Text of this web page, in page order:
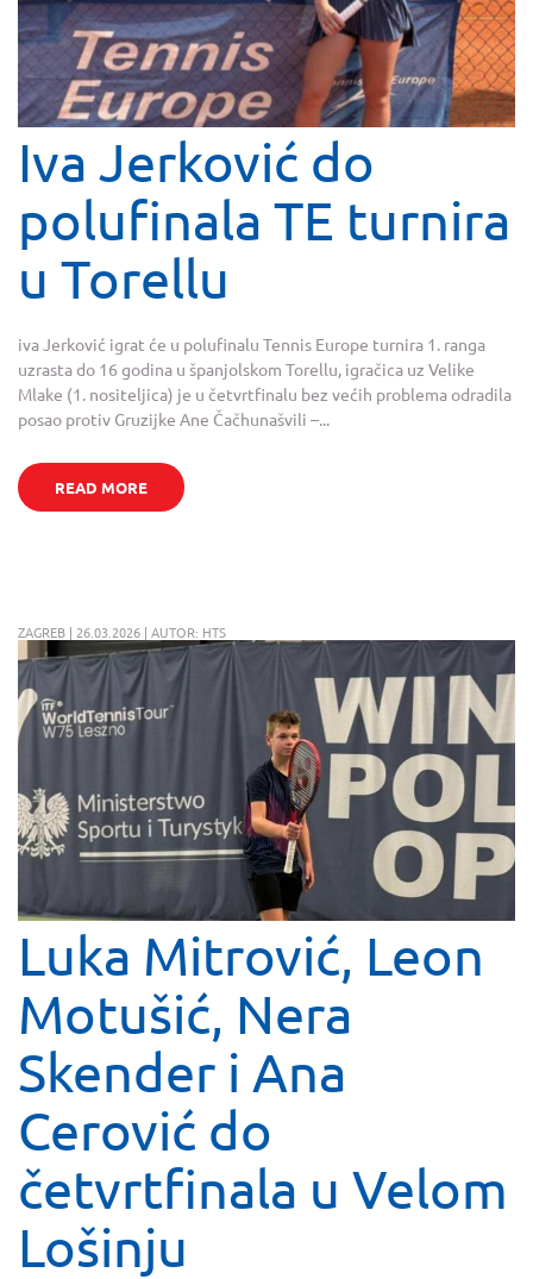
Iva Jerković do
polufinala TE turnira
u Torellu
iva Jerković igrat će u polufinalu Tennis Europe turnira 1. ranga
uzrasta do 16 godina u španjolskom Torellu, igračica uz Velike
Mlake (1. nositeljica) je u četvrtfinalu bez većih problema odradila
posao protiv Gruzijke Ane Čačhunašvili –...
READ MORE
ZAGREB | 26.03.2026 | AUTOR: HTS
Luka Mitrović, Leon
Motušić, Nera
Skender i Ana
Cerović do
četvrtfinala u Velom
Lošinju